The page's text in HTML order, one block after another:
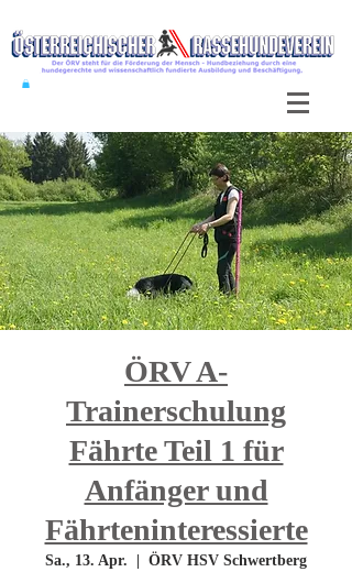
ÖRV A-
Trainerschulung
Fährte Teil 1 für
Anfänger und
Fährteninteressierte
Sa., 13. Apr. ÖRV HSV Schwertberg